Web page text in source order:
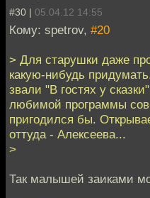
#30 | 05.04.12 14:55
Кому: spetrov, #20
> Для старушки даже
какую-нибудь
звали "В гостях у
любимой программы
пригодился бы.
оттуда - Алексеева...
>
Так малышей заиками